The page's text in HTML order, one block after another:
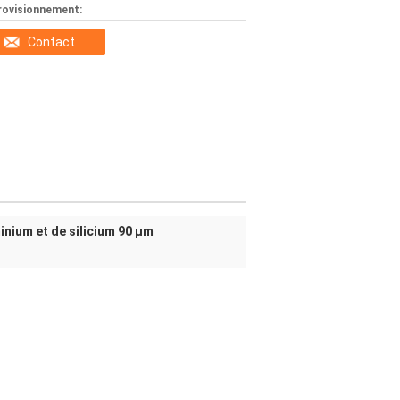
Contact
et de silicium 90 µm